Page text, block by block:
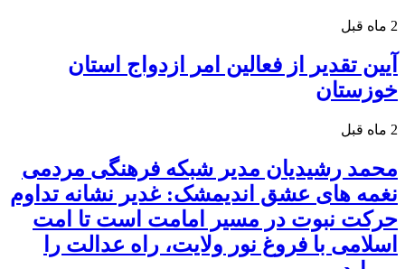
2 ماه قبل
آیین تقدیر از فعالین امر ازدواج استان
خوزستان
2 ماه قبل
محمد رشیدیان مدیر شبکه فرهنگی مردمی
نغمه های عشق اندیمشک: غدیر نشانه تداوم
حرکت نبوت در مسیر امامت است تا امت
اسلامی با فروغ نور ولایت، راه عدالت را